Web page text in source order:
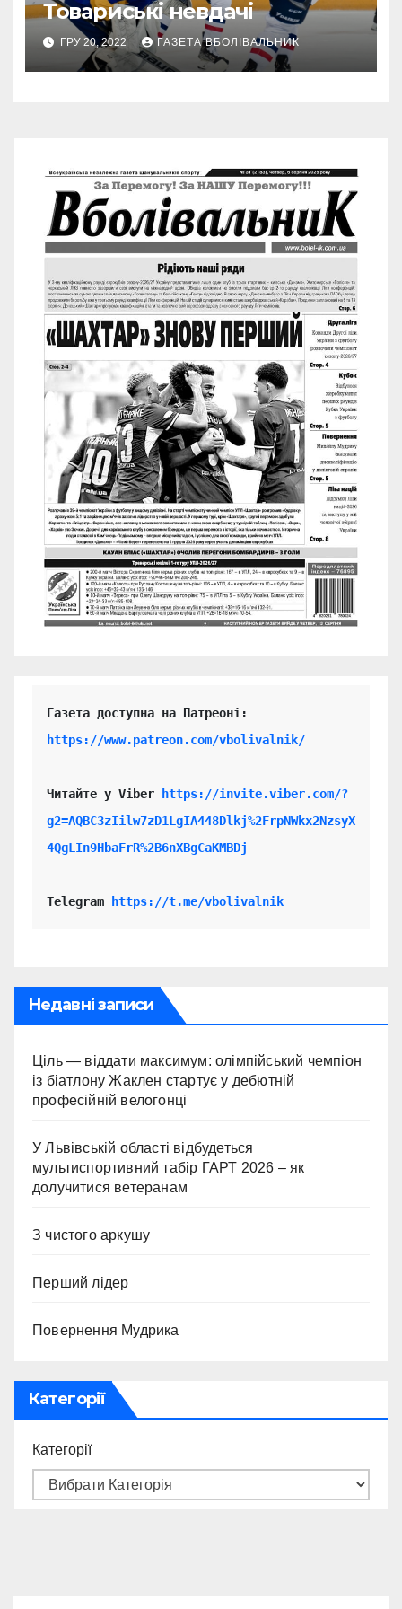
Товариські невдачі
ГРУ 20, 2022 ГАЗЕТА ВБОЛІВАЛЬНИК
https://www.patreon.com/vbolivalnik/
Читайте у Viber
https://invite.viber.com/?
g2=AQBC3zIilw7zD1LgIA448Dlkj%2FrpNWkx2NzsyX
4QgLIn9HbaFrR%2B6nXBgCaKMBDj
Telegram https://t.me/vbolivalnik
Недавні записи
Ціль — віддати максимум: олімпійський чемпіон
із біатлону Жаклен стартує у дебютній
професійній велогонці
У Львівській області відбудеться
мультиспортивний табір ГАРТ 2026 – як
долучитися ветеранам
З чистого аркушу
Перший лідер
Повернення Мудрика
Категорії
Категорії